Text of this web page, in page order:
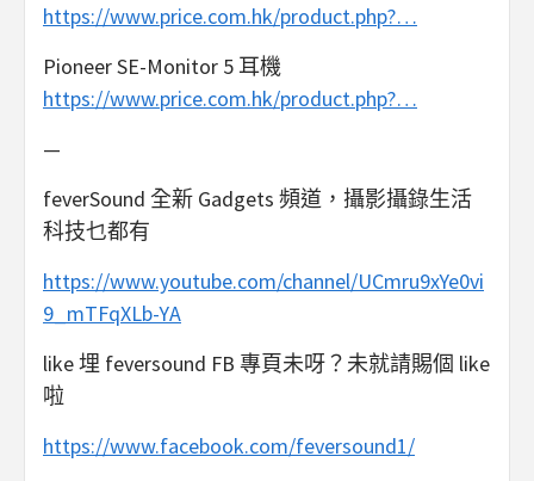
https://www.price.com.hk/product.php?…
Pioneer SE-Monitor 5 耳機
https://www.price.com.hk/product.php?…
—
feverSound 全新 Gadgets 頻道，攝影攝錄生活
科技乜都有
https://www.youtube.com/channel/UCmru9xYe0vi
9_mTFqXLb-YA
like 埋 feversound FB 專頁未呀？未就請賜個 like
啦
https://www.facebook.com/feversound1/